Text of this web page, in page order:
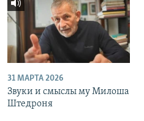
31 МАРТА 2026
Звуки и смыслы му Милоша
Штедроня